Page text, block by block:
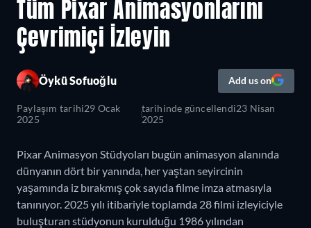
Tüm Pixar Animasyonlarını
Çevrimiçi İzleyin
Öykü Sofuoğlu Add us on
Paylaşım tarihi29 Ocak
2025
tarihinde güncellendi23 Nisan
2025
Pixar Animasyon Stüdyoları bugün animasyon alanında
dünyanın dört bir yanında, her yaştan seyircinin
yaşamında iz bırakmış çok sayıda filme imza atmasıyla
tanınıyor. 2025 yılı itibariyle toplamda 28 filmi izleyiciyle
buluşturan stüdyonun kurulduğu 1986 yılından